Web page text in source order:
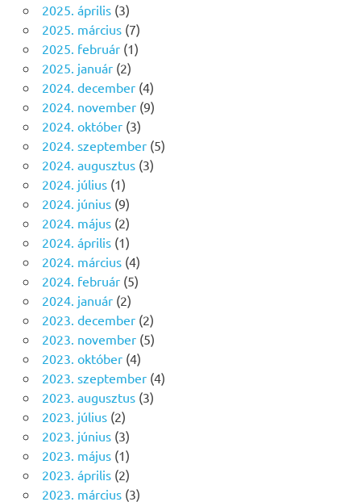
2025. április(3)
2025. március(7)
2025. február(1)
2025. január(2)
2024. december(4)
2024. november(9)
2024. október(3)
2024. szeptember(5)
2024. augusztus(3)
2024. július(1)
2024. június(9)
2024. május(2)
2024. április(1)
2024. március(4)
2024. február(5)
2024. január(2)
2023. december(2)
2023. november(5)
2023. október(4)
2023. szeptember(4)
2023. augusztus(3)
2023. július(2)
2023. június(3)
2023. május(1)
2023. április(2)
2023. március(3)